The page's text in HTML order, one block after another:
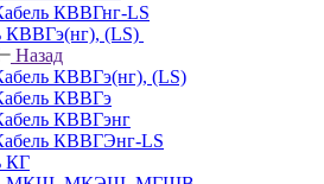
КВВГнг-LS
КВВГэ(нг), (LS)
Назад
КВВГэ(нг), (LS)
КВВГэ
КВВГэнг
КВВГЭнг-LS
КГ